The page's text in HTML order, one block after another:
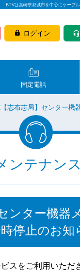
BTVは宮崎県都城市を中心にケーブ
ログイン
固定電話
志布志局】センター機
ンテナン
ンター機器
停止のお知
スをご利用いただ